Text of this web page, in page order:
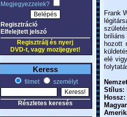
Megjegyezzelek?
Regisztráció
Elfelejtett jelszó
Regisztrálj és nyerj
DVD-t, vagy mozijegyet!
Keress
filmet személyt
Részletes keresés
Frank
hozott
elé
Stílus:
Hossz: